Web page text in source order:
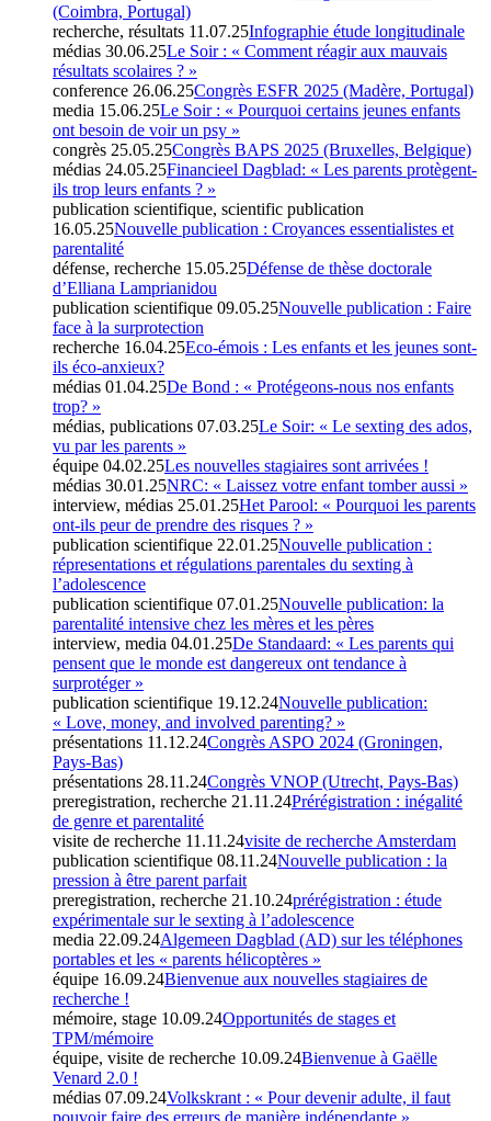
(Coimbra, Portugal)
recherche, résultats 11.07.25Infographie étude longitudinale
médias 30.06.25Le Soir : « Comment réagir aux mauvais
résultats scolaires ? »
conference 26.06.25Congrès ESFR 2025 (Madère, Portugal)
media 15.06.25Le Soir : « Pourquoi certains jeunes enfants
ont besoin de voir un psy »
congrès 25.05.25Congrès BAPS 2025 (Bruxelles, Belgique)
médias 24.05.25Financieel Dagblad: « Les parents protègent-
ils trop leurs enfants ? »
publication scientifique, scientific publication
16.05.25Nouvelle publication : Croyances essentialistes et
parentalité
défense, recherche 15.05.25Défense de thèse doctorale
d’Elliana Lamprianidou
publication scientifique 09.05.25Nouvelle publication : Faire
face à la surprotection
recherche 16.04.25Eco-émois : Les enfants et les jeunes sont-
ils éco-anxieux?
médias 01.04.25De Bond : « Protégeons-nous nos enfants
trop? »
médias, publications 07.03.25Le Soir: « Le sexting des ados,
vu par les parents »
équipe 04.02.25Les nouvelles stagiaires sont arrivées !
médias 30.01.25NRC: « Laissez votre enfant tomber aussi »
interview, médias 25.01.25Het Parool: « Pourquoi les parents
ont-ils peur de prendre des risques ? »
publication scientifique 22.01.25Nouvelle publication :
répresentations et régulations parentales du sexting à
l’adolescence
publication scientifique 07.01.25Nouvelle publication: la
parentalité intensive chez les mères et les pères
interview, media 04.01.25De Standaard: « Les parents qui
pensent que le monde est dangereux ont tendance à
surprotéger »
publication scientifique 19.12.24Nouvelle publication:
« Love, money, and involved parenting? »
présentations 11.12.24Congrès ASPO 2024 (Groningen,
Pays-Bas)
présentations 28.11.24Congrès VNOP (Utrecht, Pays-Bas)
preregistration, recherche 21.11.24Prérégistration : inégalité
de genre et parentalité
visite de recherche 11.11.24visite de recherche Amsterdam
publication scientifique 08.11.24Nouvelle publication : la
pression à être parent parfait
preregistration, recherche 21.10.24prérégistration : étude
expérimentale sur le sexting à l’adolescence
media 22.09.24Algemeen Dagblad (AD) sur les téléphones
portables et les « parents hélicoptères »
équipe 16.09.24Bienvenue aux nouvelles stagiaires de
recherche !
mémoire, stage 10.09.24Opportunités de stages et
TPM/mémoire
équipe, visite de recherche 10.09.24Bienvenue à Gaëlle
Venard 2.0 !
médias 07.09.24Volkskrant : « Pour devenir adulte, il faut
pouvoir faire des erreurs de manière indépendante »